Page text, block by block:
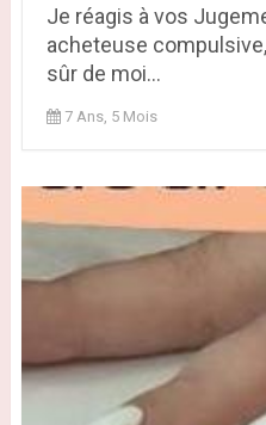
Je réagis à vos
acheteuse
sûr de moi...
7 Ans, 5 Mois